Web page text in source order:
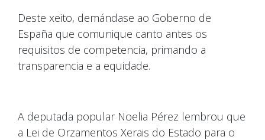
Deste xeito, demándase ao Goberno de
España que comunique canto antes os
requisitos de competencia, primando a
transparencia e a equidade.
A deputada popular Noelia Pérez lembrou que
a Lei de Orzamentos Xerais do Estado para o